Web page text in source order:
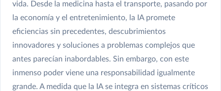
vida. Desde la medicina hasta el transporte, pasando por
la economía y el entretenimiento, la IA promete
eficiencias sin precedentes, descubrimientos
innovadores y soluciones a problemas complejos que
antes parecían inabordables. Sin embargo, con este
inmenso poder viene una responsabilidad igualmente
grande. A medida que la IA se integra en sistemas críticos